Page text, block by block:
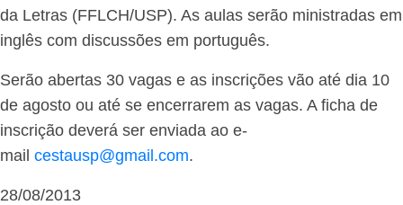
da Letras (FFLCH/USP). As aulas serão ministradas em
inglês com discussões em português.
Serão abertas 30 vagas e as inscrições vão até dia 10
de agosto ou até se encerrarem as vagas. A ficha de
inscrição deverá ser enviada ao e-
mail cestausp@gmail.com.
28/08/2013